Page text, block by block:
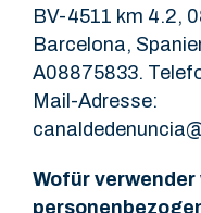
BV-4511 km 4.2,
Barcelona,
A08875833.
Mail-Adresse:
Wofür verwender